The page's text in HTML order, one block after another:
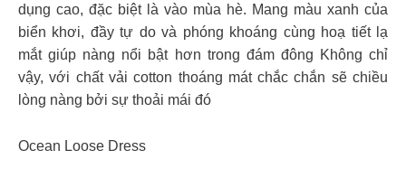
dụng cao, đặc biệt là vào mùa hè. Mang màu xanh của
biển khơi, đầy tự do và phóng khoáng cùng hoạ tiết lạ
mắt giúp nàng nổi bật hơn trong đám đông Không chỉ
vậy, với chất vải cotton thoáng mát chắc chắn sẽ chiều
lòng nàng bởi sự thoải mái đó
Ocean Loose Dress